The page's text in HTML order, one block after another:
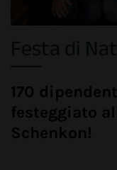
Festa di
170
festeggiato
Schenkon!